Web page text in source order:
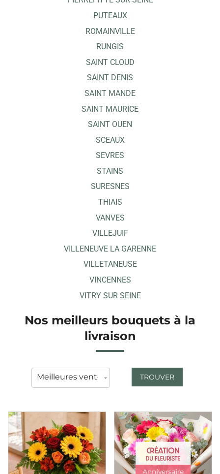
PUTEAUX
ROMAINVILLE
RUNGIS
SAINT CLOUD
SAINT DENIS
SAINT MANDE
SAINT MAURICE
SAINT OUEN
SCEAUX
SEVRES
STAINS
SURESNES
THIAIS
VANVES
VILLEJUIF
VILLENEUVE LA GARENNE
VILLETANEUSE
VINCENNES
VITRY SUR SEINE
Nos meilleurs bouquets à la
livraison
TROUVER